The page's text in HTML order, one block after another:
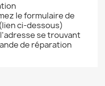
le formulaire de
ci-dessous)
se trouvant
de réparation